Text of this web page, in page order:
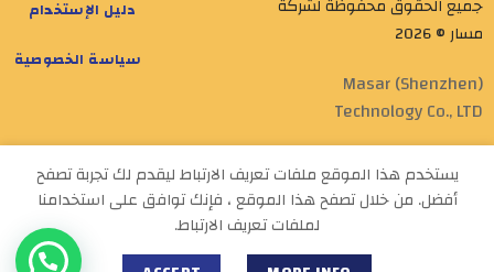
جميع الحقوق محفوظة لشركة
مسار © 2026
Masar (Shenzhen)
Technology Co., LTD
Designed by Masar Tech
دليل الإستخدام
سياسة الخصوصية
يستخدم هذا الموقع ملفات تعريف الارتباط ليقدم لك تجربة تصفح
أفضل. من خلال تصفح هذا الموقع ، فإنك توافق على استخدامنا
لملفات تعريف الارتباط.